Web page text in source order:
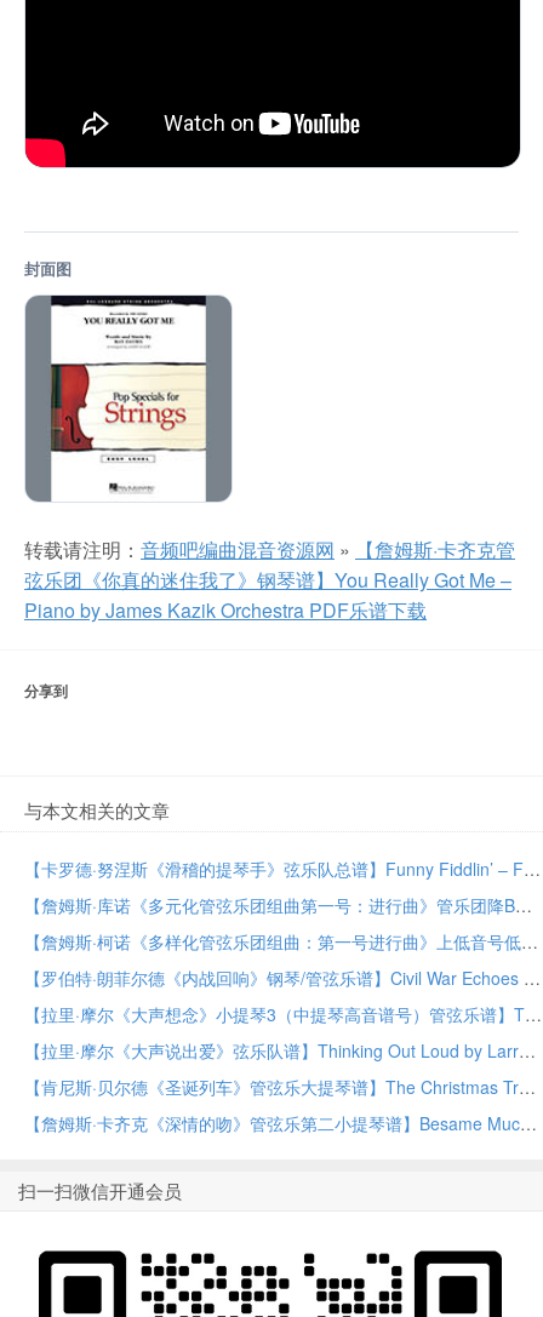
封面图
转载请注明： 音频吧编曲混音资源网 »
【詹姆斯·卡齐克管
弦乐团《你真的迷住我了》钢琴谱】You Really Got Me –
Piano by James Kazik Orchestra PDF乐谱下载
分享到
与本文相关的文章
【卡罗德·努涅斯《滑稽的提琴手》弦乐队总谱】Funny Fiddlin’ – Full Score by Carold Nuñez String Orchestra PDF乐谱下载
【詹姆斯·库诺《多元化管弦乐团组曲第一号：进行曲》管乐团降B调低音单簧管分谱】March from Suite for Variety Orchestra, No. 1 – Bb Bass Clarinet by James Curnow Concert Band PDF乐谱下载
【詹姆斯·柯诺《多样化管弦乐团组曲：第一号进行曲》上低音号低音谱号管乐团分谱】March from Suite for Variety Orchestra, No. 1 – Baritone B.C. by James Curnow Concert Band PDF乐谱下载
【罗伯特·朗菲尔德《内战回响》钢琴/管弦乐谱】Civil War Echoes – Piano by Robert Longfield Orchestra PDF乐谱下载
【拉里·摩尔《大声想念》小提琴3（中提琴高音谱号）管弦乐谱】Thinking Out Loud – Violin 3 (Viola Treble Clef) by Larry Moore Orchestra PDF乐谱下载
【拉里·摩尔《大声说出爱》弦乐队谱】Thinking Out Loud by Larry Moore String Orchestra PDF乐谱下载
【肯尼斯·贝尔德《圣诞列车》管弦乐大提琴谱】The Christmas Train – Cello by Kenneth Baird Orchestra PDF乐谱下载
【詹姆斯·卡齐克《深情的吻》管弦乐第二小提琴谱】Besame Mucho – Violin 2 by James Kazik Orchestra PDF乐谱下载
扫一扫微信开通会员